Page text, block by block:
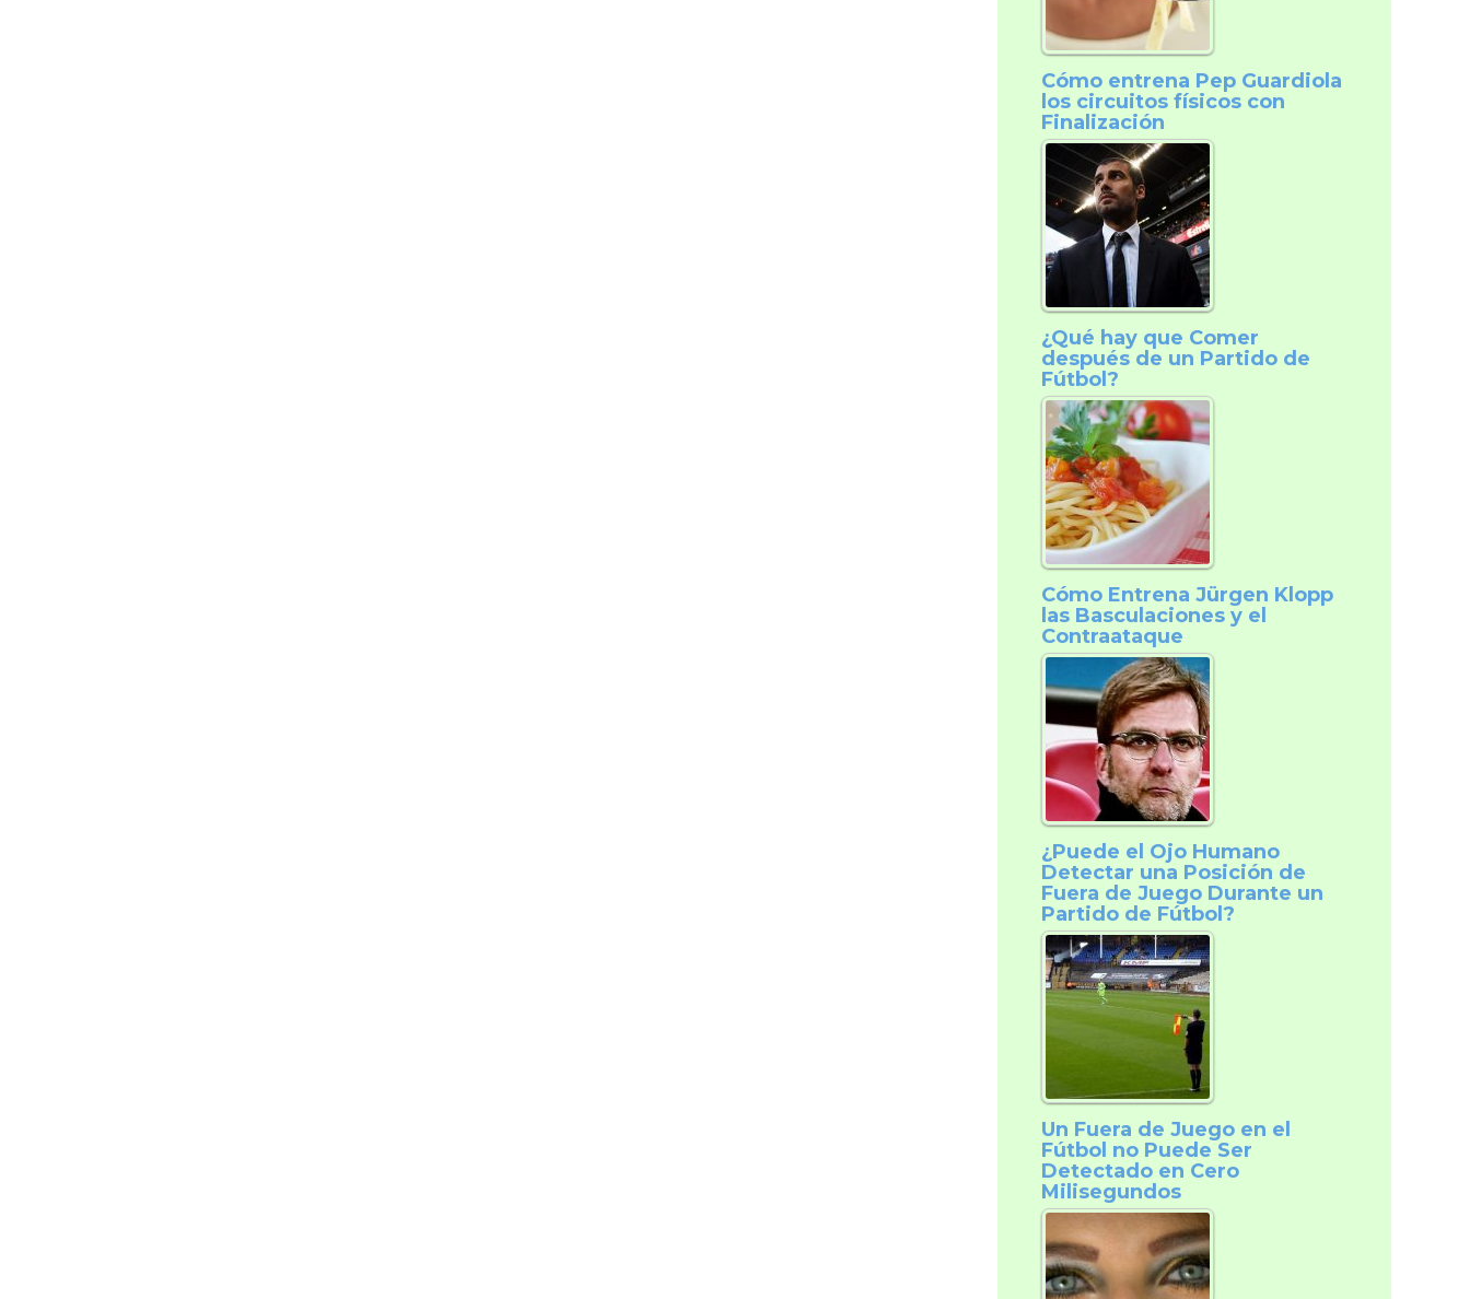
Cómo entrena Pep Guardiola
los circuitos físicos con
Finalización
¿Qué hay que Comer
después de un Partido de
Fútbol?
Cómo Entrena Jürgen Klopp
las Basculaciones y el
Contraataque
¿Puede el Ojo Humano
Detectar una Posición de
Fuera de Juego Durante un
Partido de Fútbol?
Un Fuera de Juego en el
Fútbol no Puede Ser
Detectado en Cero
Milisegundos